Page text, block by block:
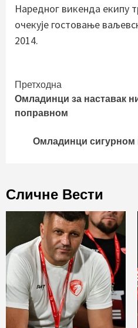
Наредног викенда екипу
очекује гостовање
2014.
Continue
Reading
Претходна
Омладинци за наставак
поправном
Омладинци сигурном
Сличне Вести